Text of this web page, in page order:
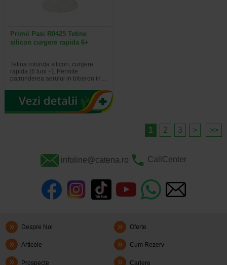
Primii Pasi R0425 Tetine
silicon curgere rapida 6+
Tetina rotunda silicon, curgere
rapida (6 luni +). Permite
patrunderea aerului in biberon in…
1 2 3 > >>
infoline@catena.ro CallCenter
Despre Noi Oferte
Articole Cum Rezerv
Prospecte Cariere